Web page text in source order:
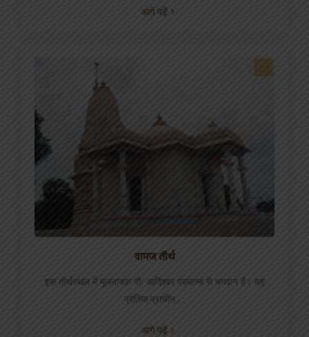
आगे पढ़ें
वामज तीर्थ
इस तीर्थस्थल में मूलनायक पी. आदिश्वर परमात्मा से भगवान हैं। यह
प्रतिमा प्राचीन…
आगे पढ़ें